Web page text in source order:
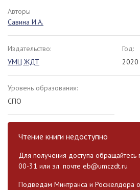
Авторы
Савина И.А.
Издательство:
УМЦ ЖДТ
Год:
2020
Уровень образования:
СПО
Чтение книги недоступно
Для получения доступа
00-31 или эл. почте eb@umczdt.ru
Подведам Минтранса и Росжелдора